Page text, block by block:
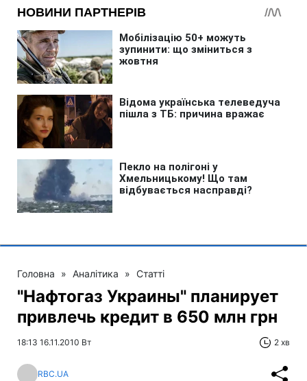
Головна » Аналітика » Статті
"Нафтогаз Украины" планирует
привлечь кредит в 650 млн грн
18:13 16.11.2010 Вт 2 хв
RBC.UA